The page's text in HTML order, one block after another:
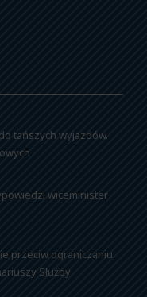
tańszych wyjazdów.
wiceminister
przeciw ograniczaniu
Służby